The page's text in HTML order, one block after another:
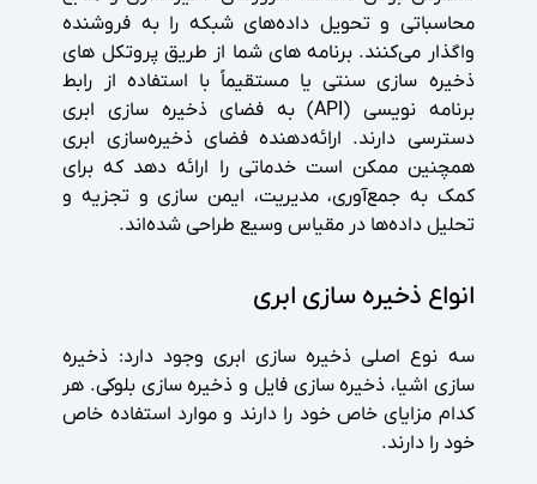
محاسباتی و تحویل داده‌های شبکه را به فروشنده
واگذار می‌کنند. برنامه های شما از طریق پروتکل های
ذخیره سازی سنتی یا مستقیماً با استفاده از رابط
برنامه نویسی (API) به فضای ذخیره سازی ابری
دسترسی دارند. ارائه‌دهنده فضای ذخیره‌سازی ابری
همچنین ممکن است خدماتی را ارائه دهد که برای
کمک به جمع‌آوری، مدیریت، ایمن سازی و تجزیه و
تحلیل داده‌ها در مقیاس وسیع طراحی شده‌اند.
انواع ذخیره سازی ابری
سه نوع اصلی ذخیره سازی ابری وجود دارد: ذخیره
سازی اشیا، ذخیره سازی فایل و ذخیره سازی بلوکی. هر
کدام مزایای خاص خود را دارند و موارد استفاده خاص
خود را دارند.